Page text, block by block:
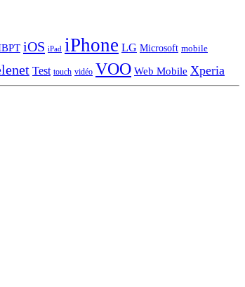
iOS iPad iPhone LG Microsoft mobile
Test touch vidéo VOO Web Mobile Xperia